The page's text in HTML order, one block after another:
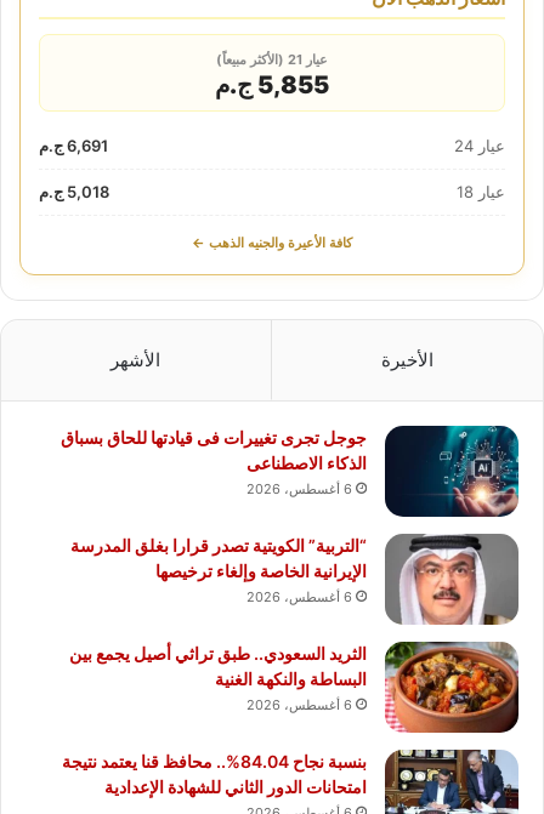
عيار 21 (الأكثر مبيعاً)
5,855 ج.م
عيار 24 6,691 ج.م
عيار 18 5,018 ج.م
كافة الأعيرة والجنيه الذهب ←
الأخيرة الأشهر
جوجل تجرى تغييرات فى قيادتها للحاق بسباق
الذكاء الاصطناعى
6 أغسطس، 2026
“التربية” الكويتية تصدر قرارا بغلق المدرسة
الإيرانية الخاصة وإلغاء ترخيصها
6 أغسطس، 2026
الثريد السعودي.. طبق تراثي أصيل يجمع بين
البساطة والنكهة الغنية
6 أغسطس، 2026
بنسبة نجاح 84.04%.. محافظ قنا يعتمد نتيجة
امتحانات الدور الثاني للشهادة الإعدادية